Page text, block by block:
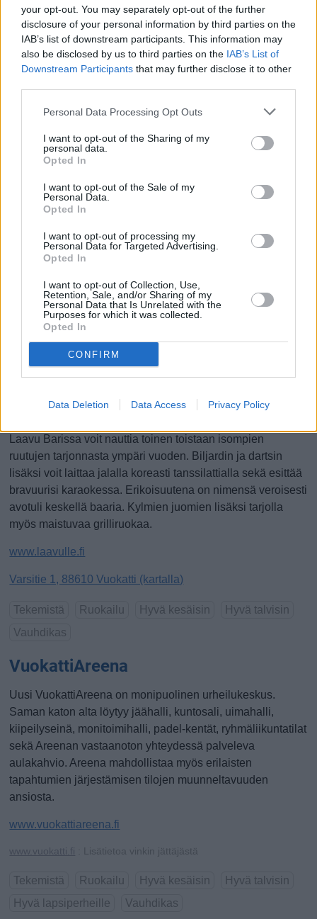
your opt-out. You may separately opt-out of the further
disclosure of your personal information by third parties on the
IAB’s list of downstream participants. This information may
also be disclosed by us to third parties on the IAB’s List of
Downstream Participants that may further disclose it to other
Personal Data Processing Opt Outs
I want to opt-out of the Sharing of my
personal data.
Opted In
I want to opt-out of the Sale of my
Personal Data.
Opted In
I want to opt-out of processing my
Personal Data for Targeted Advertising.
Opted In
I want to opt-out of Collection, Use,
Retention, Sale, and/or Sharing of my
Personal Data that Is Unrelated with the
Purposes for which it was collected.
Opted In
CONFIRM
Data Deletion Data Access Privacy Policy
Katinkulta Golf
Upeat kentät odottavat sinua Katinkullassa Nuasjärven
rannalla. Katinkulta tarjoaa kolmella kentällä elämyksiä
pelaamaan pääsee edullisesti ilman jäsenyyttä ja
osakkuutta. 9-reikäinen Tenetti-kenttä on vaihteleva ja
joustava pelattava. Lajin kokeneimmille harrastajille sopii
18-reikäinen Championship-tason Nuas-kenttä, joka
tarjoaa upeat maisemat ja sopivat haasteet.
www.katinkultagolf.fi
Katinkullantie 15, 88610 Vuokatti (kartalla)
www.vuokatti.fi : Lisätietoa vinkin jättäjästä
Tekemistä Hyvä kesäisin
Laavu Bar
Laavu Barissa voit nauttia toinen toistaan isompien
ruutujen tarjonnasta ympäri vuoden. Biljardin ja dartsin
lisäksi voit laittaa jalalla koreasti tanssilattialla sekä esittää
bravuurisi karaokessa. Erikoisuutena on nimensä veroisesti
avotuli keskellä baaria. Kylmien juomien lisäksi tarjolla
myös maistuvaa grilliruokaa.
www.laavulle.fi
Varsitie 1, 88610 Vuokatti (kartalla)
Tekemistä Ruokailu Hyvä kesäisin
Hyvä talvisin
Vauhdikas
VuokattiAreena
Uusi VuokattiAreena on monipuolinen urheilukeskus.
Saman katon alta löytyy jäähalli, kuntosali, uimahalli,
kiipeilyseinä, monitoimihalli, padel-kentät, ryhmäliikuntatilat
sekä Areenan vastaanoton yhteydessä palveleva
aulakahvio. Areena mahdollistaa myös erilaisten
tapahtumien järjestämisen tilojen muunneltavuuden
ansiosta.
www.vuokattiareena.fi
www.vuokatti.fi : Lisätietoa vinkin jättäjästä
Tekemistä Ruokailu Hyvä kesäisin
Hyvä talvisin
Hyvä lapsiperheille
Vauhdikas